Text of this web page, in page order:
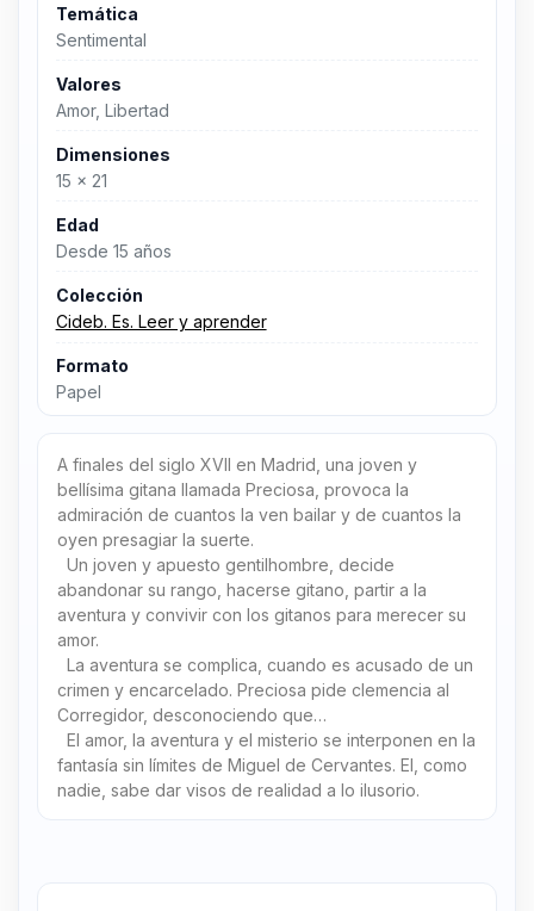
Temática
Sentimental
Valores
Amor, Libertad
Dimensiones
15 x 21
Edad
Desde 15 años
Colección
Cideb. Es. Leer y aprender
Formato
Papel
A finales del siglo XVII en Madrid, una joven y
bellísima gitana llamada Preciosa, provoca la
admiración de cuantos la ven bailar y de cuantos la
oyen presagiar la suerte.
Un joven y apuesto gentilhombre, decide
abandonar su rango, hacerse gitano, partir a la
aventura y convivir con los gitanos para merecer su
amor.
La aventura se complica, cuando es acusado de un
crimen y encarcelado. Preciosa pide clemencia al
Corregidor, desconociendo que…
El amor, la aventura y el misterio se interponen en la
fantasía sin límites de Miguel de Cervantes. El, como
nadie, sabe dar visos de realidad a lo ilusorio.